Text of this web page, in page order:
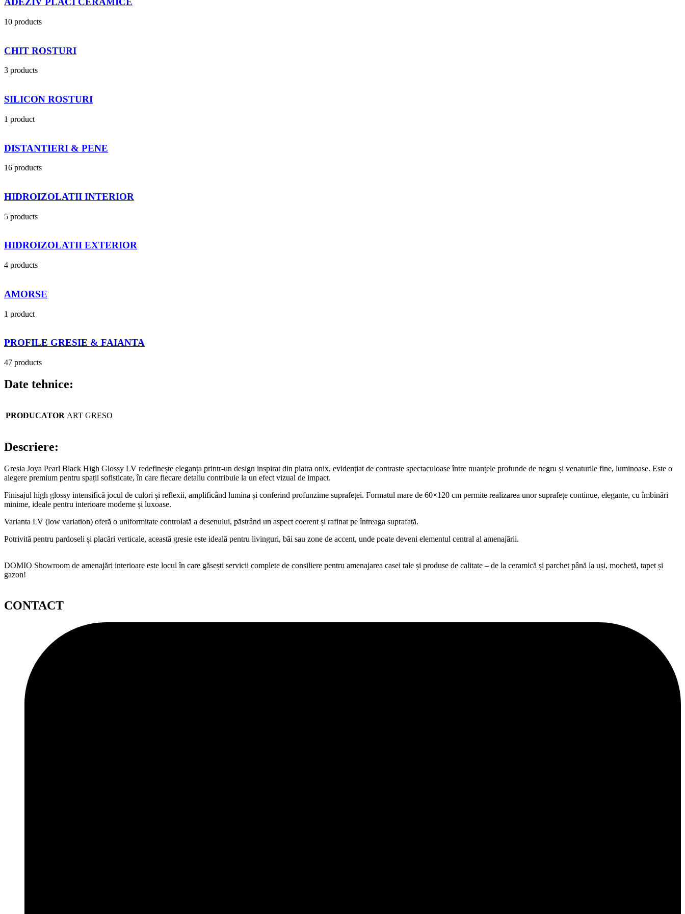
10 products
CHIT ROSTURI
3 products
SILICON ROSTURI
1 product
DISTANTIERI & PENE
16 products
HIDROIZOLATII INTERIOR
5 products
HIDROIZOLATII EXTERIOR
4 products
AMORSE
1 product
PROFILE GRESIE & FAIANTA
47 products
Date tehnice:
PRODUCATOR ART GRESO
Descriere:
Gresia Joya Pearl Black High Glossy LV redefinește eleganța printr-un design inspirat din piatra onix, evidențiat de contraste spectaculoase între nuanțele profunde de negru și venaturile fine, luminoase. Este o
alegere premium pentru spații sofisticate, în care fiecare detaliu contribuie la un efect vizual de impact.
Finisajul high glossy intensifică jocul de culori și reflexii, amplificând lumina și conferind profunzime suprafeței. Formatul mare de 60×120 cm permite realizarea unor suprafețe continue, elegante, cu îmbinări
minime, ideale pentru interioare moderne și luxoase.
Varianta LV (low variation) oferă o uniformitate controlată a desenului, păstrând un aspect coerent și rafinat pe întreaga suprafață.
Potrivită pentru pardoseli și placări verticale, această gresie este ideală pentru livinguri, băi sau zone de accent, unde poate deveni elementul central al amenajării.
DOMIO Showroom de amenajări interioare este locul în care găsești servicii complete de consiliere pentru amenajarea casei tale și produse de calitate – de la ceramică și parchet până la uși, mochetă, tapet și
gazon!
CONTACT